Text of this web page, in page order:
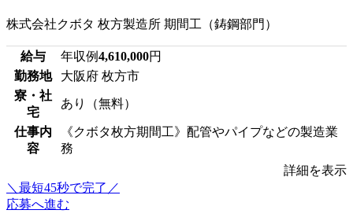
株式会社クボタ 枚方製造所 期間工（鋳鋼部門）
給与 年収例4,610,000円
勤務地
大阪府 枚方市
寮・社
宅
あり（無料）
仕事内
容
《クボタ枚方期間工》配管やパイプなどの製造業
務
詳細を表示
＼最短45秒で完了／
応募へ進む